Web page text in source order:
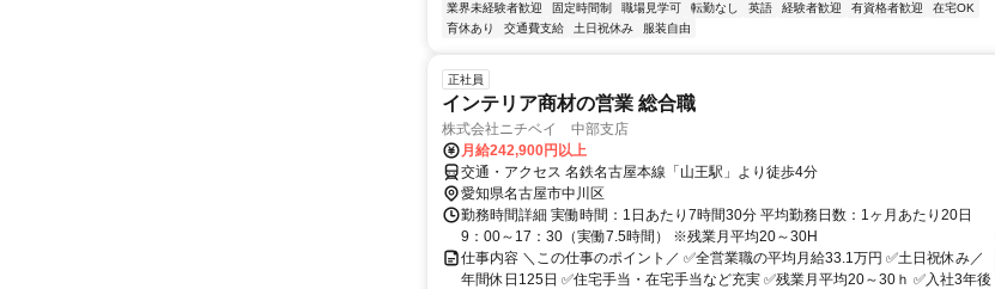
業界未経験者歓迎 固定時間制 職場見学可 転勤なし 英語 経験者歓迎 有資格者歓迎
在宅OK
育休あり
交通費支給 土日祝休み 服装自由
正社員
インテリア商材の営業 総合職
株式会社ニチベイ 中部支店
月給242,900円以上
交通・アクセス 名鉄名古屋本線「山王駅」より徒歩4分
愛知県名古屋市中川区
勤務時間詳細 実働時間：1日あたり7時間30分 平均勤務日数：1ヶ月あたり20日
9：00～17：30（実働7.5時間） ※残業月平均20～30H
仕事内容 ＼この仕事のポイント／ ✅全営業職の平均月給33.1万円 ✅土日祝休み／
年間休日125日 ✅住宅手当・在宅手当など充実 ✅残業月平均20～30ｈ ✅入社3年後